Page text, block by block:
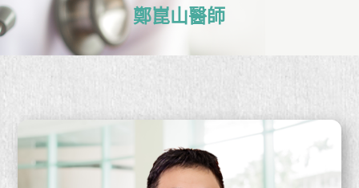
鄭崑山醫師